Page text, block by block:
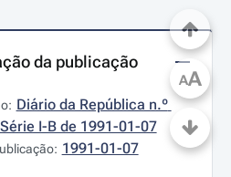
da publicação
Diário da República n.º
I-B de 1991-01-07
1991-01-07
AA